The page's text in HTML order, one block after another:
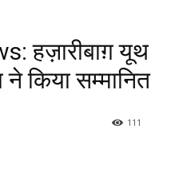
हज़ारीबाग़ यूथ
किया सम्मानित
111